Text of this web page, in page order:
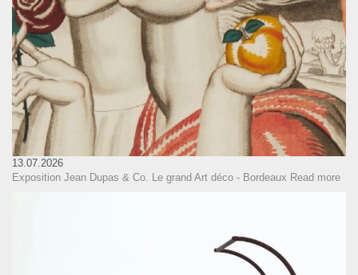
13.07.2026
Exposition Jean Dupas & Co. Le grand Art déco - Bordeaux Read more